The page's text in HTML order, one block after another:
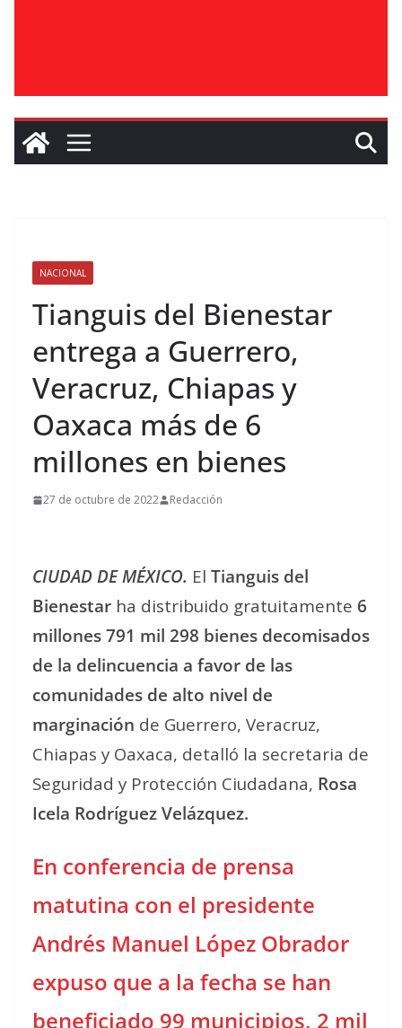
NACIONAL
Tianguis del Bienestar
entrega a Guerrero,
Veracruz, Chiapas y
Oaxaca más de 6
millones en bienes
27 de octubre de 2022 Redacción
CIUDAD DE MÉXICO. El Tianguis del
Bienestar ha distribuido gratuitamente 6
millones 791 mil 298 bienes decomisados
de la delincuencia a favor de las
comunidades de alto nivel de
marginación de Guerrero, Veracruz,
Chiapas y Oaxaca, detalló la secretaria de
Seguridad y Protección Ciudadana, Rosa
Icela Rodríguez Velázquez.
En conferencia de prensa
matutina con el presidente
Andrés Manuel López Obrador
expuso que a la fecha se han
beneficiado 99 municipios, 2 mil